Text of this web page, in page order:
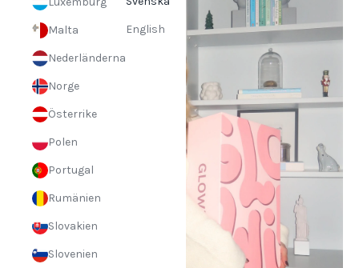
Malta
Nederländerna
Norge
Österrike
Polen
Portugal
Rumänien
Slovakien
Slovenien
English